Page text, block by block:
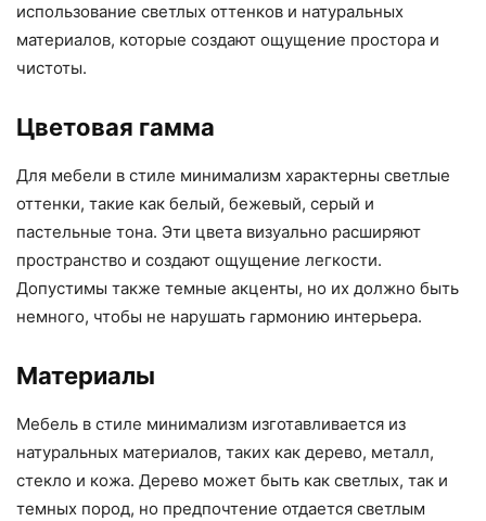
использование светлых оттенков и натуральных
материалов, которые создают ощущение простора и
чистоты.
Цветовая гамма
Для мебели в стиле минимализм характерны светлые
оттенки, такие как белый, бежевый, серый и
пастельные тона. Эти цвета визуально расширяют
пространство и создают ощущение легкости.
Допустимы также темные акценты, но их должно быть
немного, чтобы не нарушать гармонию интерьера.
Материалы
Мебель в стиле минимализм изготавливается из
натуральных материалов, таких как дерево, металл,
стекло и кожа. Дерево может быть как светлых, так и
темных пород, но предпочтение отдается светлым